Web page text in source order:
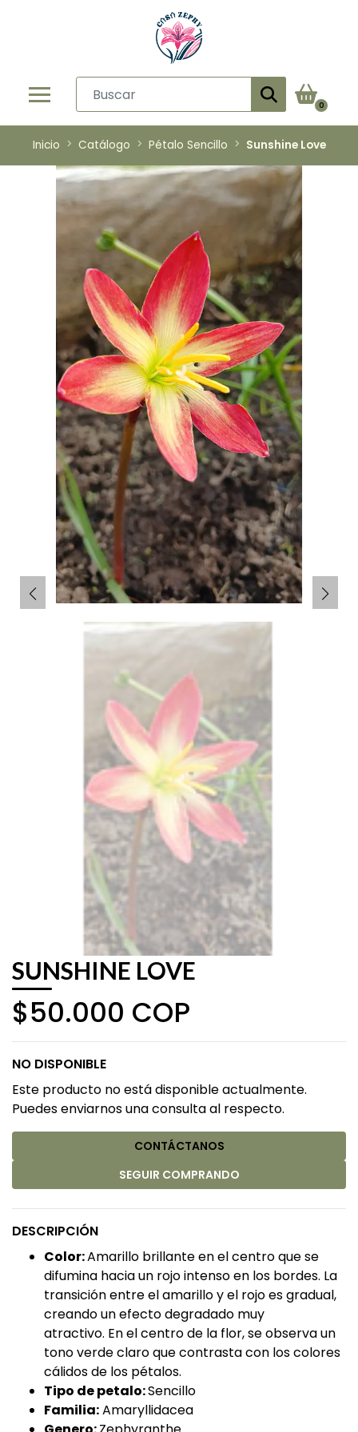
0
Inicio Catálogo Pétalo Sencillo Sunshine Love
SUNSHINE LOVE
$50.000 COP
NO DISPONIBLE
Este producto no está disponible actualmente.
Puedes enviarnos una consulta al respecto.
CONTÁCTANOS
SEGUIR COMPRANDO
DESCRIPCIÓN
Color:Amarillo brillante en el centro que se
difumina hacia un rojo intenso en los bordes. La
transición entre el amarillo y el rojo es gradual,
creando un efecto degradado muy
atractivo. En el centro de la flor, se observa un
tono verde claro que contrasta con los colores
cálidos de los pétalos.
Tipo de petalo:Sencillo
Familia:Amaryllidacea